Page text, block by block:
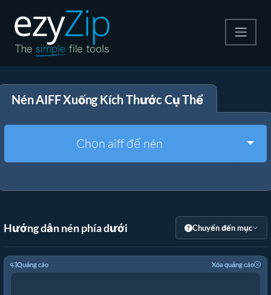
Giải nén
Công cụ khác
Nén AIFF Xuống Kích Thước Cụ Thể
Chọn aiff để nén
Hướng dẫn nén phía dưới Chuyển đến mục
Quảng cáo Xóa quảng cáo